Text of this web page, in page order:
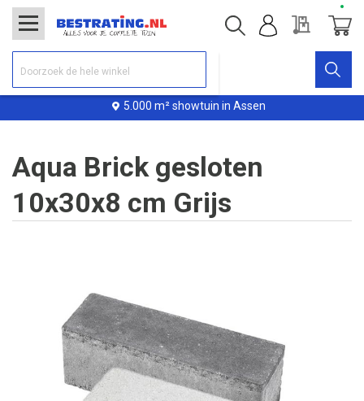
5.000 m² showtuin in Assen
Offerte
Aqua Brick gesloten
10x30x8 cm Grijs
afbeeldingen-